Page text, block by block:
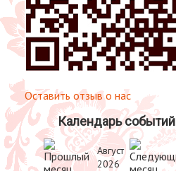
Оставить отзыв о нас
Календарь событий
Август
2026